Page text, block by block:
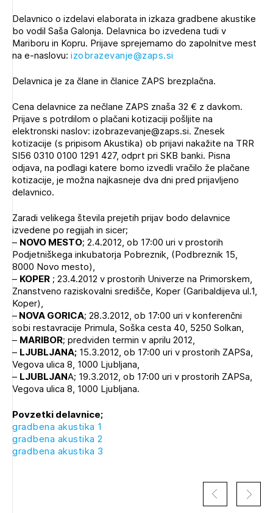
Izbrana vsebina je namenjena le ZAPS
registriranim uporabnikom. Da lahko do nje
dostopate, se je potrebno prijaviti.
PRIJAVITE SE REGISTRIRAJTE SE
Delavnico o izdelavi elaborata in izkaza gradbene akustike
bo vodil Saša Galonja. Delavnica bo izvedena tudi v
Mariboru in Kopru. Prijave sprejemamo do zapolnitve mest
na e-naslovu: izobrazevanje@zaps.si
Delavnica je za člane in članice ZAPS brezplačna.
Cena delavnice za nečlane ZAPS znaša 32 € z davkom.
Prijave s potrdilom o plačani kotizaciji pošljite na
elektronski naslov: izobrazevanje@zaps.si. Znesek
kotizacije (s pripisom Akustika) ob prijavi nakažite na TRR
SI56 0310 0100 1291 427, odprt pri SKB banki. Pisna
odjava, na podlagi katere bomo izvedli vračilo že plačane
kotizacije, je možna najkasneje dva dni pred prijavljeno
delavnico.
Zaradi velikega števila prejetih prijav bodo delavnice
izvedene po regijah in sicer;
– NOVO MESTO; 2.4.2012, ob 17:00 uri v prostorih
Podjetniškega inkubatorja Pobreznik, (Podbreznik 15,
8000 Novo mesto),
– KOPER ; 23.4.2012 v prostorih Univerze na Primorskem,
Znanstveno raziskovalni središče, Koper (Garibaldijeva ul.1,
Koper),
–NOVA GORICA; 28.3.2012, ob 17:00 uri v konferenčni
sobi restavracije Primula, Soška cesta 40, 5250 Solkan,
– MARIBOR; predviden termin v aprilu 2012,
– LJUBLJANA; 15.3.2012, ob 17:00 uri v prostorih ZAPSa,
Vegova ulica 8, 1000 Ljubljana,
– LJUBLJANA; 19.3.2012, ob 17:00 uri v prostorih ZAPSa,
Vegova ulica 8, 1000 Ljubljana.
Povzetki delavnice;
gradbena akustika 1
gradbena akustika 2
gradbena akustika 3